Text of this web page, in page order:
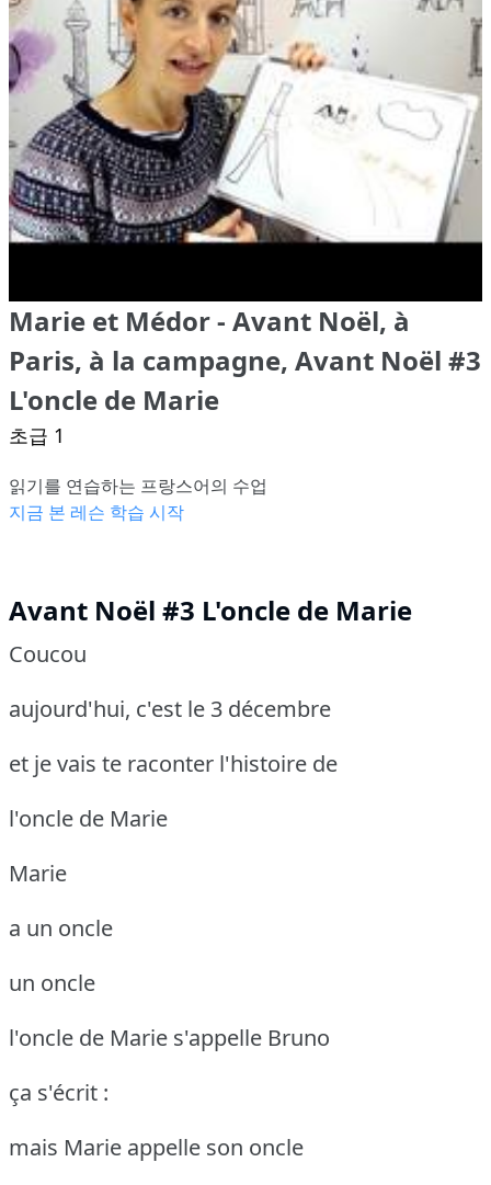
Marie et Médor - Avant Noël, à
Paris, à la campagne, Avant Noël #3
L'oncle de Marie
초급 1
읽기를 연습하는 프랑스어의 수업
지금 본 레슨 학습 시작
Avant Noël #3 L'oncle de Marie
Coucou
aujourd'hui, c'est le 3 décembre
et je vais te raconter l'histoire de
l'oncle de Marie
Marie
a un oncle
un oncle
l'oncle de Marie s'appelle Bruno
ça s'écrit :
mais Marie appelle son oncle